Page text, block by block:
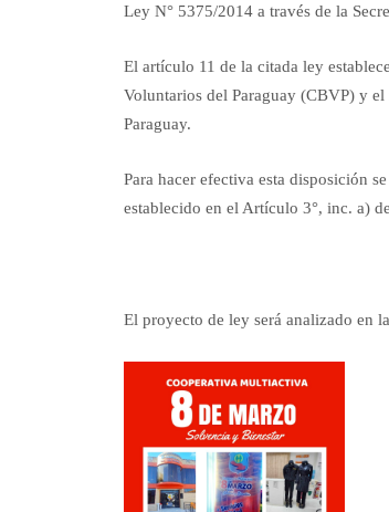
Ley N° 5375/2014 a través de la
El artículo 11 de la citada ley
Voluntarios del Paraguay (CBVP) y
Paraguay.
Para hacer efectiva esta disposición
establecido en el Artículo 3°, inc. a)
El proyecto de ley será analizado en